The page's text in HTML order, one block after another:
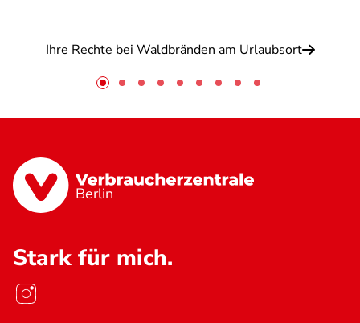
Ihre Rechte bei Waldbränden am Urlaubsort
Berlin
Stark für mich.